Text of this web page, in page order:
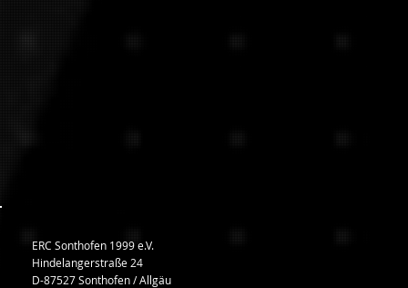
ERC Sonthofen 1999 e.V.
Hindelangerstraße 24
D-87527 Sonthofen / Allgäu